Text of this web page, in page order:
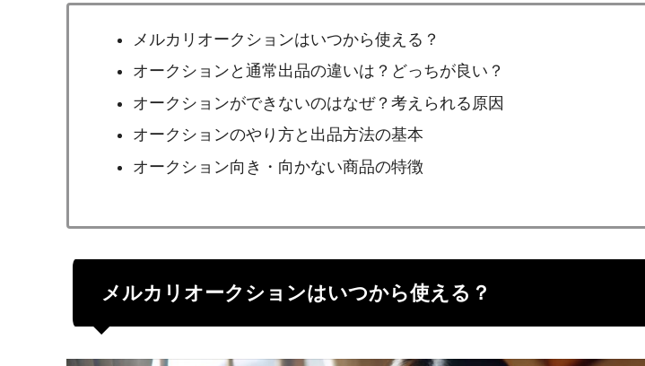
メルカリオークションはいつから使える？
オークションと通常出品の違いは？どっちが良い？
オークションができないのはなぜ？考えられる原因
オークションのやり方と出品方法の基本
オークション向き・向かない商品の特徴
メルカリオークションはいつから使える？